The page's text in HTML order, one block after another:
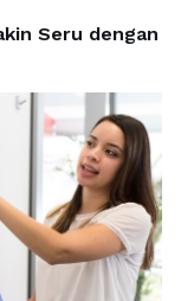
Seru dengan